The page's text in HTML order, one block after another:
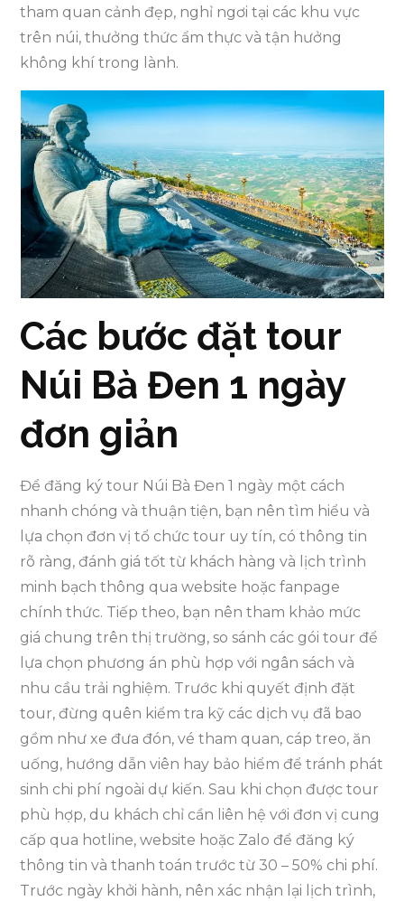
tham quan cảnh đẹp, nghỉ ngơi tại các khu vực
trên núi, thưởng thức ẩm thực và tận hưởng
không khí trong lành.
Các bước đặt tour
Núi Bà Đen 1 ngày
đơn giản
Để đăng ký tour Núi Bà Đen 1 ngày một cách
nhanh chóng và thuận tiện, bạn nên tìm hiểu và
lựa chọn đơn vị tổ chức tour uy tín, có thông tin
rõ ràng, đánh giá tốt từ khách hàng và lịch trình
minh bạch thông qua website hoặc fanpage
chính thức. Tiếp theo, bạn nên tham khảo mức
giá chung trên thị trường, so sánh các gói tour để
lựa chọn phương án phù hợp với ngân sách và
nhu cầu trải nghiệm. Trước khi quyết định đặt
tour, đừng quên kiểm tra kỹ các dịch vụ đã bao
gồm như xe đưa đón, vé tham quan, cáp treo, ăn
uống, hướng dẫn viên hay bảo hiểm để tránh phát
sinh chi phí ngoài dự kiến. Sau khi chọn được tour
phù hợp, du khách chỉ cần liên hệ với đơn vị cung
cấp qua hotline, website hoặc Zalo để đăng ký
thông tin và thanh toán trước từ 30 – 50% chi phí.
Trước ngày khởi hành, nên xác nhận lại lịch trình,